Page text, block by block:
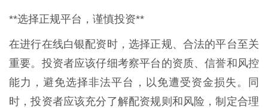
**选择正规平台，谨慎投资**
在进行在线白银配资时，选择正规、合法的平台至关
重要。投资者应该仔细考察平台的资质、信誉和风控
能力，避免选择非法平台，以免遭受资金损失。同
时，投资者应该充分了解配资规则和风险，制定合理